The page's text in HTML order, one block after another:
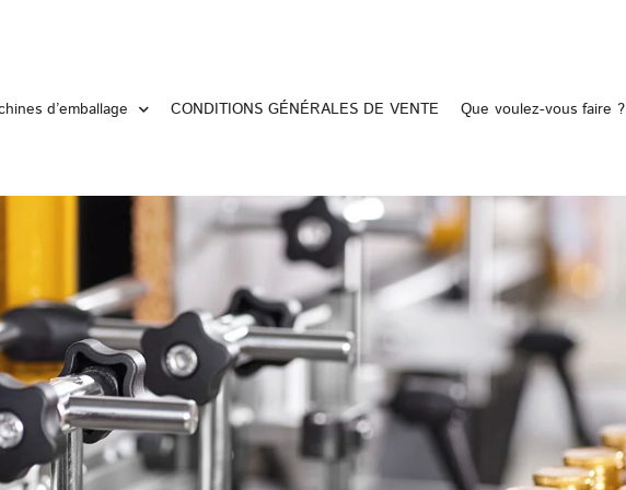
d’emballage CONDITIONS GÉNÉRALES DE VENTE Que voulez-vous faire ?